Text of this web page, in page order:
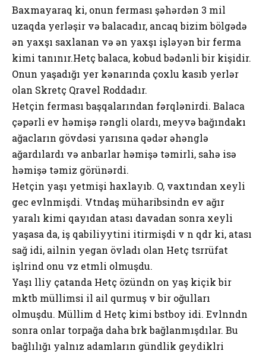
Baxmayaraq ki, onun ferması şəhərdən 3 mil
uzaqda yerləşir və balacadır, ancaq bizim bölgədə
ən yaxşı saxlanan və ən yaxşı işləyən bir ferma
kimi tanınır.Hetç balaca, kobud bədənli bir kişidir.
Onun yaşadığı yer kənarında çoxlu kasıb yerlər
olan Skretç Qravel Roddadır.
Hetçin ferması başqalarından fərqlənirdi. Balaca
çəpərli ev həmişə rəngli olardı, meyvə bağındakı
ağacların gövdəsi yarısına qədər əhənglə
ağardılardı və anbarlar həmişə təmirli, sahə isə
həmişə təmiz görünərdi.
Hetçin yaşı yetmişi haxlayıb. O, vaxtından xeyli
gec evlәnmişdi. Vәtәndaş müharibәsindәn evә ağır
yaralı kimi qayıdan atası davadan sonra xeyli
yaşasa da, iş qabiliyyәtini itirmişdi vә nә qәdәr ki, atası
sağ idi, ailәnin yeganә övladı olan Hetç tәsәrrüfat
işlәrindә onu әvәz etmәli olmuşdu.
Yaşı әlliyә çatanda Hetç özündәn on yaş kiçik bir
mәktәb müәllimәsi ilә ailә qurmuş vә bir oğulları
olmuşdu. Müәllimә dә Hetç kimi bәstәboy idi. Evlәnәndәn
sonra onlar torpağa daha bәrk bağlanmışdılar. Bu
bağlılığı yalnız adamların gündәlik geydiklәri